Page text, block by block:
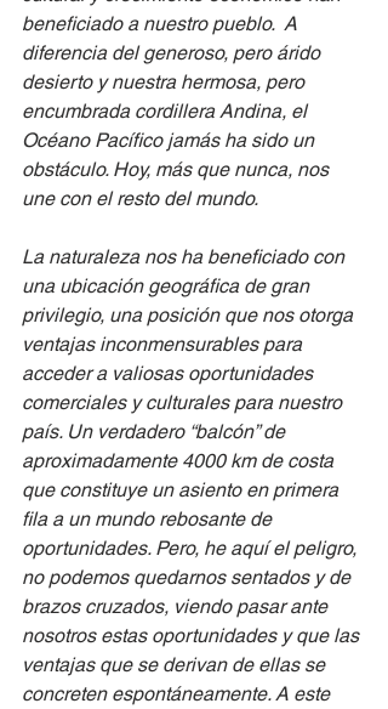
beneficiado a nuestro pueblo.  A
diferencia del generoso, pero árido
desierto y nuestra hermosa, pero
encumbrada cordillera Andina, el
Océano Pacífico jamás ha sido un
obstáculo. Hoy, más que nunca, nos
une con el resto del mundo.
La naturaleza nos ha beneficiado con
una ubicación geográfica de gran
privilegio, una posición que nos otorga
ventajas inconmensurables para
acceder a valiosas oportunidades
comerciales y culturales para nuestro
país. Un verdadero “balcón” de
aproximadamente 4000 km de costa
que constituye un asiento en primera
fila a un mundo rebosante de
oportunidades. Pero, he aquí el peligro,
no podemos quedarnos sentados y de
brazos cruzados, viendo pasar ante
nosotros estas oportunidades y que las
ventajas que se derivan de ellas se
concreten espontáneamente. A este